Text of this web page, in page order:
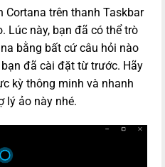
Cortana trên thanh Taskbar
Lúc này, bạn đã có thể trò
bằng bất cứ câu hỏi nào
đã cài đặt từ trước. Hãy
kỳ thông minh và nhanh
lý ảo này nhé.